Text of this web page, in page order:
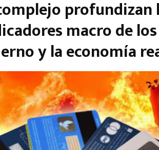
profundizan
macro de
y la economía